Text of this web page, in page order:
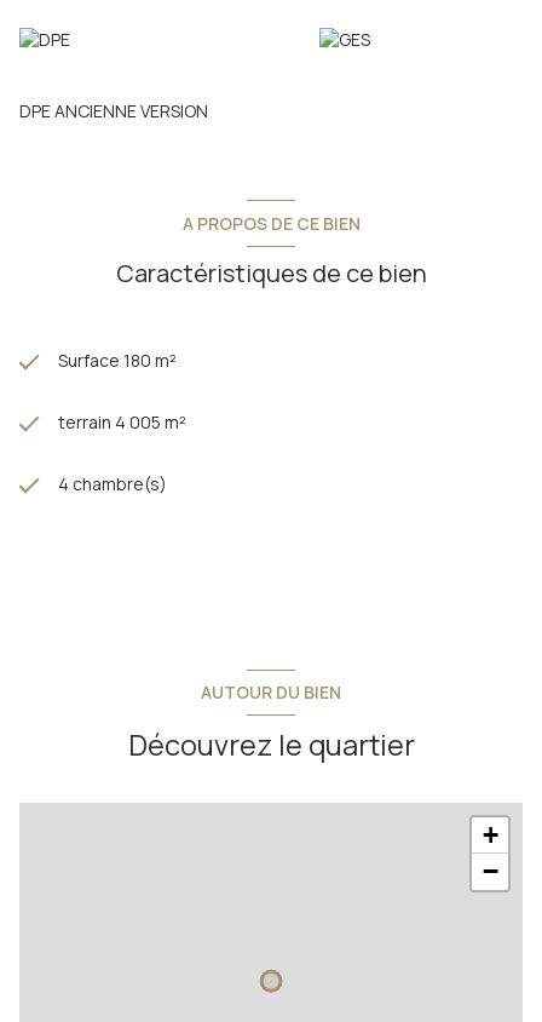
DPE ANCIENNE VERSION
A PROPOS DE CE BIEN
Caractéristiques de ce bien
Surface 180 m²
terrain 4 005 m²
4 chambre(s)
AUTOUR DU BIEN
Découvrez le quartier
+
−